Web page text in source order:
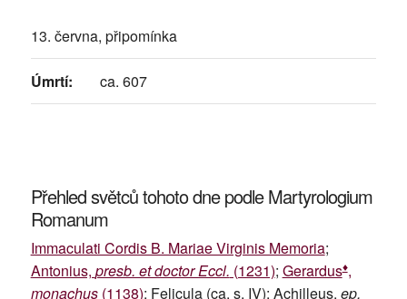
13. června, připomínka
Úmrtí: ca. 607
Přehled světců tohoto dne podle Martyrologium
Romanum
Immaculati Cordis B. Mariae Virginis Memoria;
Antonius, presb. et doctor Eccl. (1231); Gerardus♦,
monachus(1138); Felicula (ca. s. IV); Achilleus, ep.